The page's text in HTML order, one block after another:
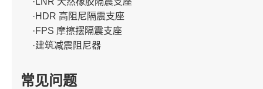
·HDR 高阻尼隔震支座
·FPS 摩擦摆隔震支座
·建筑减震阻尼器
常见问题